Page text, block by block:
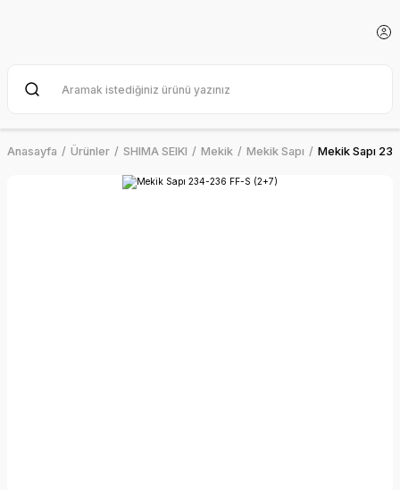
Anasayfa Ürünler SHIMA SEIKI Mekik Mekik Sapı Mekik Sapı